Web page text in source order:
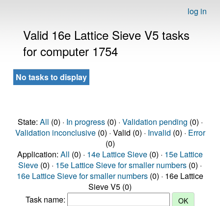
log in
Valid 16e Lattice Sieve V5 tasks
for computer 1754
No tasks to display
State: All (0) · In progress(0) · Validation pending (0) ·
Validation inconclusive(0) · Valid (0) · Invalid (0) · Error
(0)
Application: All (0) · 14e Lattice Sieve (0) · 15e Lattice
Sieve (0) · 15e Lattice Sieve for smaller numbers (0) ·
16e Lattice Sieve for smaller numbers (0) · 16e Lattice
Sieve V5 (0)
Task name: